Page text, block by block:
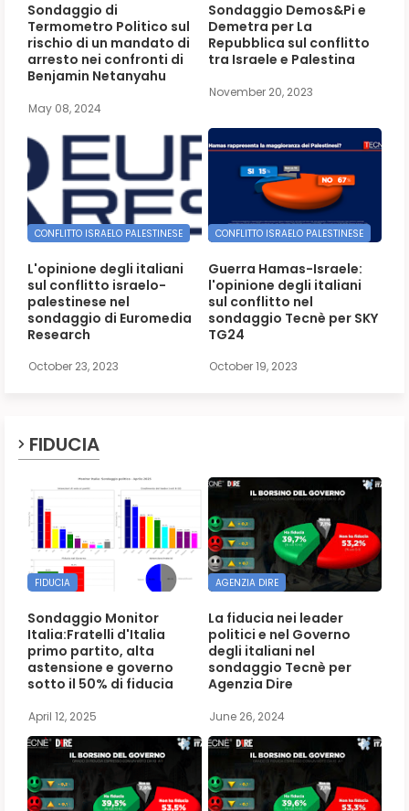
Sondaggio di
Termometro Politico sul
rischio di un mandato di
arresto nei confronti di
Benjamin Netanyahu
May 08, 2024
Sondaggio Demos&Pi e
Demetra per La
Repubblica sul conflitto
tra Israele e Palestina
November 20, 2023
CONFLITTO ISRAELO PALESTINESE
L'opinione degli italiani
sul conflitto israelo-
palestinese nel
sondaggio di Euromedia
Research
October 23, 2023
CONFLITTO ISRAELO PALESTINESE
Guerra Hamas-Israele:
l'opinione degli italiani
sul conflitto nel
sondaggio Tecnè per SKY
TG24
October 19, 2023
FIDUCIA
FIDUCIA
Sondaggio Monitor
Italia:Fratelli d'Italia
primo partito, alta
astensione e governo
sotto il 50% di fiducia
April 12, 2025
AGENZIA DIRE
La fiducia nei leader
politici e nel Governo
degli italiani nel
sondaggio Tecnè per
Agenzia Dire
June 26, 2024